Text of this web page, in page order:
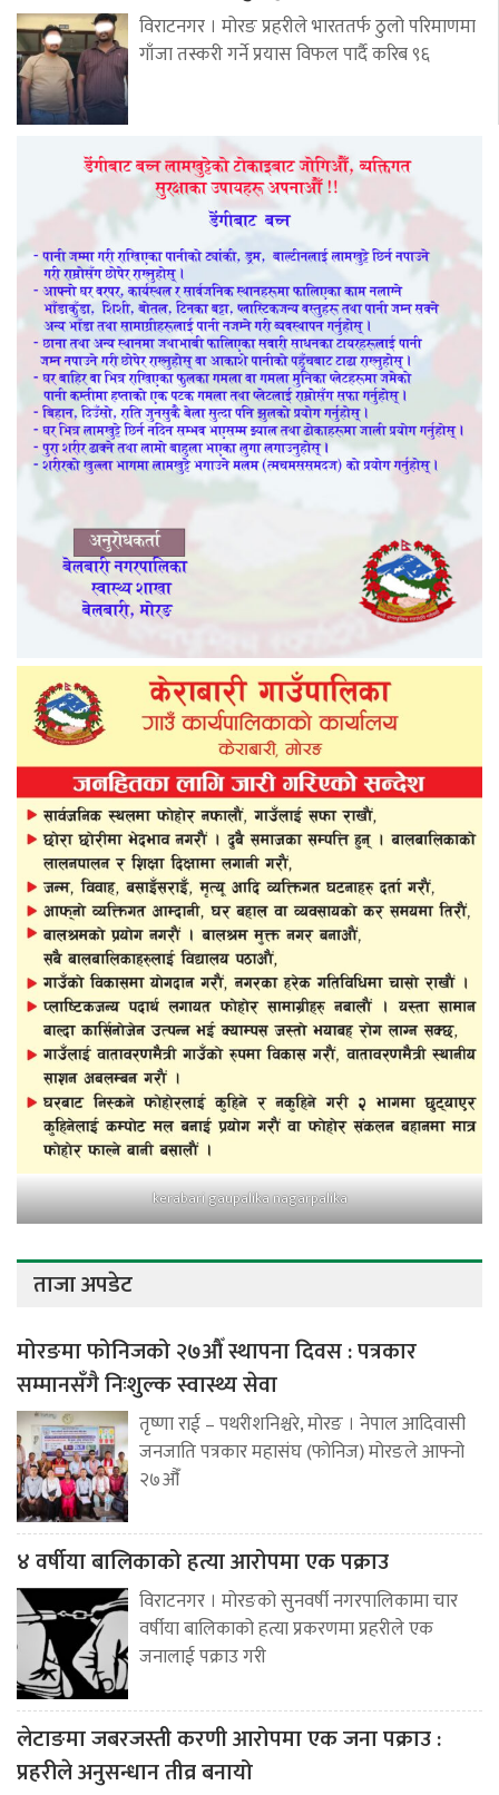
विराटनगर । मोरङ प्रहरीले भारततर्फ ठुलो परिमाणमा
गाँजा तस्करी गर्ने प्रयास विफल पार्दै करिब ९६
kerabari gaupalika nagarpalika
ताजा अपडेट
मोरङमा फोनिजको २७औँ स्थापना दिवस : पत्रकार
सम्मानसँगै निःशुल्क स्वास्थ्य सेवा
तृष्णा राई – पथरीशनिश्चरे, मोरङ । नेपाल आदिवासी
जनजाति पत्रकार महासंघ (फोनिज) मोरङले आफ्नो
२७औँ
४ वर्षीया बालिकाको हत्या आरोपमा एक पक्राउ
विराटनगर । मोरङको सुनवर्षी नगरपालिकामा चार
वर्षीया बालिकाको हत्या प्रकरणमा प्रहरीले एक
जनालाई पक्राउ गरी
लेटाङमा जबरजस्ती करणी आरोपमा एक जना पक्राउ :
प्रहरीले अनुसन्धान तीव्र बनायो